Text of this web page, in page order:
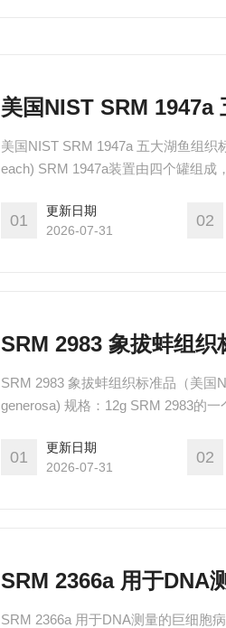
美国NIST SRM 1947a
美国NIST SRM 1947a 五大湖鱼组织
each) SRM 1947a装置由四个罐组成
01
更新日期
2026-07-31
02
SRM 2983 象拔蚌组织
SRM 2983 象拔蚌组织标准品（美国
generosa) 规格：12g SRM 2983的
01
更新日期
2026-07-31
02
SRM 2366a 用于DNA
SRM 2366a 用于DNA测量的巨细胞